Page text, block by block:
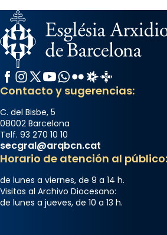
Facebook
Instagram
X / Twitter
YouTube
WhatsApp
FlickrRadio Estel
Catalunya
Contacto y sugerencias:
C. del Bisbe, 5
08002 Barcelona
Telf. 93 270 10 10
secgral@arqbcn.cat
Horario de atención al público:
de lunes a viernes, de 9 a 14 h.
Visitas al Archivo Diocesano:
de lunes a jueves, de 10 a 13 h.